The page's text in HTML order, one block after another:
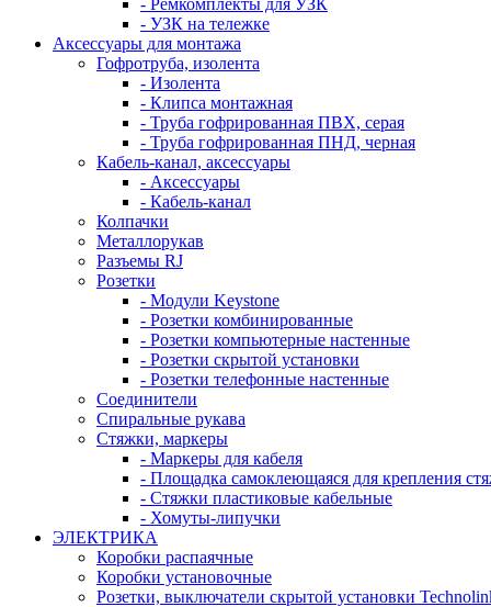
- Ремкомплекты для УЗК
- УЗК на тележке
Аксессуары для монтажа
Гофротруба, изолента
- Изолента
- Клипса монтажная
- Труба гофрированная ПВХ, серая
- Труба гофрированная ПНД, черная
Кабель-канал, аксессуары
- Аксессуары
- Кабель-канал
Колпачки
Металлорукав
Разъемы RJ
Розетки
- Модули Keystone
- Розетки комбинированные
- Розетки компьютерные настенные
- Розетки скрытой установки
- Розетки телефонные настенные
Соединители
Спиральные рукава
Стяжки, маркеры
- Маркеры для кабеля
- Площадка самоклеющаяся для крепления
- Стяжки пластиковые кабельные
- Хомуты-липучки
ЭЛЕКТРИКА
Коробки распаячные
Коробки установочные
Розетки, выключатели скрытой установки